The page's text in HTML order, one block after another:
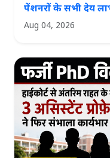
पेंशनरों के सभी देय
Aug 04, 2026